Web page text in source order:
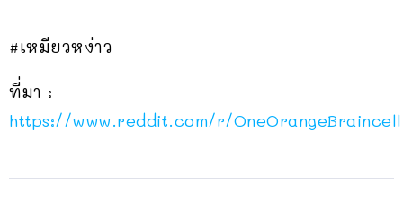
#เหมียวหง่าว
ที่มา :
https://www.reddit.com/r/